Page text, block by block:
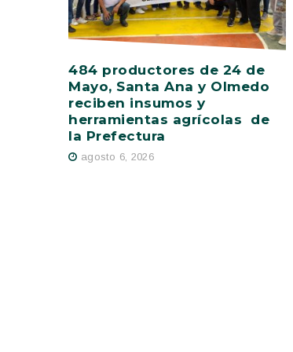
484 productores de 24 de
Mayo, Santa Ana y Olmedo
reciben insumos y
herramientas agrícolas de
la Prefectura
agosto 6, 2026